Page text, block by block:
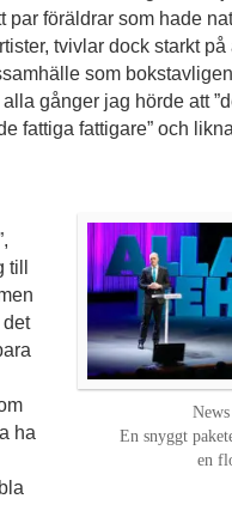
föräldrar som hade
tvivlar dock starkt
som
gånger jag hörde att
fattiga fattigare” och
En snyggt
en
ha